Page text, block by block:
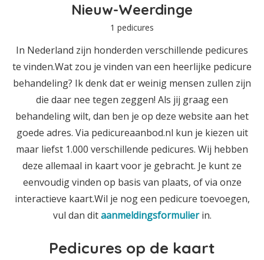
Nieuw-Weerdinge
1 pedicures
In Nederland zijn honderden verschillende pedicures
te vinden.Wat zou je vinden van een heerlijke pedicure
behandeling? Ik denk dat er weinig mensen zullen zijn
die daar nee tegen zeggen! Als jij graag een
behandeling wilt, dan ben je op deze website aan het
goede adres. Via pedicureaanbod.nl kun je kiezen uit
maar liefst 1.000 verschillende pedicures. Wij hebben
deze allemaal in kaart voor je gebracht. Je kunt ze
eenvoudig vinden op basis van plaats, of via onze
interactieve kaart.Wil je nog een pedicure toevoegen,
vul dan ditaanmeldingsformulierin.
Pedicures op de kaart